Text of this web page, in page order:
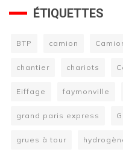
ÉTIQUETTES
BTP camion
chantier chariots
Eiffage faymonville
grand paris express
grues à tour